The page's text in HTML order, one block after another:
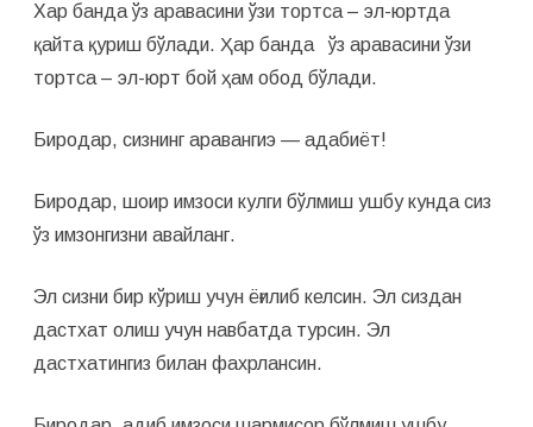
Хар банда ўз аравасини ўзи тортса – эл-юртда
қайта қуриш бўлади. Ҳар банда ўз аравасини ўзи
тортса – эл-юрт бой ҳам обод бўлади.
Биродар, сизнинг аравангиэ — адабиёт!
Биродар, шоир имзоси кулги бўлмиш ушбу кунда сиз
ўз имзонгизни авайланг.
Эл сизни бир кўриш учун ёғилиб келсин. Эл сиздан
дастхат олиш учун навбатда турсин. Эл
дастхатингиз билан фахрлансин.